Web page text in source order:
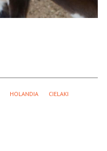
HOLANDIA CIELAKI